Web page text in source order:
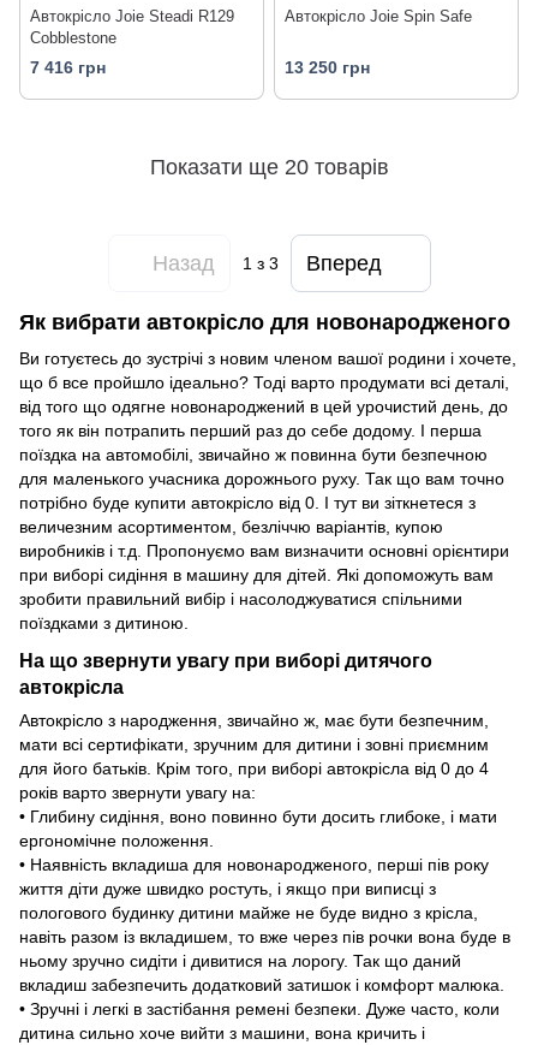
Автокрісло Joie Steadi R129
Cobblestone
7 416 грн
Автокрісло Joie Spin Safe
13 250 грн
Показати ще 20 товарів
Назад 1з 3 Вперед
Як вибрати автокрісло для новонародженого
Ви готуєтесь до зустрічі з новим членом вашої родини і хочете,
що б все пройшло ідеально? Тоді варто продумати всі деталі,
від того що одягне новонароджений в цей урочистий день, до
того як він потрапить перший раз до себе додому. І перша
поїздка на автомобілі, звичайно ж повинна бути безпечною
для маленького учасника дорожнього руху. Так що вам точно
потрібно буде купити автокрісло від 0. І тут ви зіткнетеся з
величезним асортиментом, безліччю варіантів, купою
виробників і т.д. Пропонуємо вам визначити основні орієнтири
при виборі сидіння в машину для дітей. Які допоможуть вам
зробити правильний вибір і насолоджуватися спільними
поїздками з дитиною.
На що звернути увагу при виборі дитячого
автокрісла
Автокрісло з народження, звичайно ж, має бути безпечним,
мати всі сертифікати, зручним для дитини і зовні приємним
для його батьків. Крім того, при виборі автокрісла від 0 до 4
років варто звернути увагу на:
• Глибину сидіння, воно повинно бути досить глибоке, і мати
ергономічне положення.
• Наявність вкладиша для новонародженого, перші пів року
життя діти дуже швидко ростуть, і якщо при виписці з
пологового будинку дитини майже не буде видно з крісла,
навіть разом із вкладишем, то вже через пів рочки вона буде в
ньому зручно сидіти і дивитися на лорогу. Так що даний
вкладиш забезпечить додатковий затишок і комфорт малюка.
• Зручні і легкі в застібання ремені безпеки. Дуже часто, коли
дитина сильно хоче вийти з машини, вона кричить і